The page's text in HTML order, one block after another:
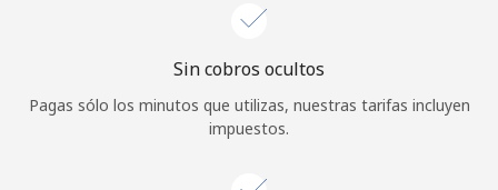
Sin cobros ocultos
Pagas sólo los minutos que utilizas, nuestras tarifas incluyen
impuestos.